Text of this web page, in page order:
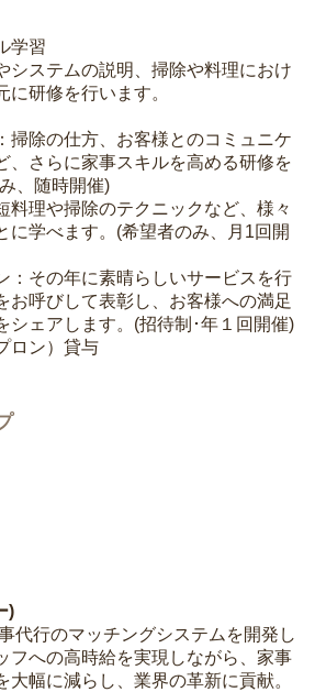
学習
システムの説明、掃除や料理におけ
に研修を行います。
掃除の仕方、お客様とのコミュニケ
、さらに家事スキルを高める研修を
、随時開催)
料理や掃除のテクニックなど、様々
に学べます。(希望者のみ、月1回開
：その年に素晴らしいサービスを行
お呼びして表彰し、お客様への満足
シェアします。(招待制･年１回開催)
ロン）貸与
)
代行のマッチングシステムを開発し
フへの高時給を実現しながら、家事
大幅に減らし、業界の革新に貢献。